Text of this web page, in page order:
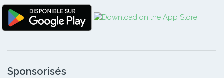
Sponsorisés